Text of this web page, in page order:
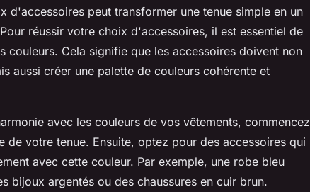
d'accessoires peut transformer une tenue simple en un
réussir votre choix d'accessoires, il est essentiel de
couleurs. Cela signifie que les accessoires doivent non
aussi créer une palette de couleurs cohérente et
avec les couleurs de vos vêtements, commencez
de votre tenue. Ensuite, optez pour des accessoires qui
avec cette couleur. Par exemple, une robe bleu
bijoux argentés ou des chaussures en cuir brun.